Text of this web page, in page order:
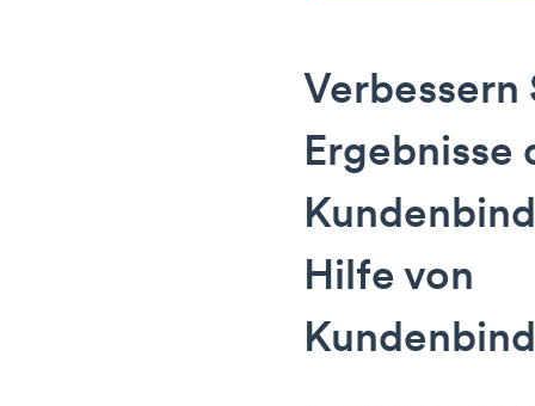
Verbessern
Ergebnisse
Hilfe von